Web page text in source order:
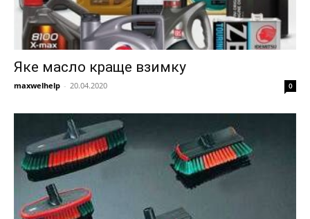
Яке масло краще взимку
maxwelhelp - 20.04.2020 0